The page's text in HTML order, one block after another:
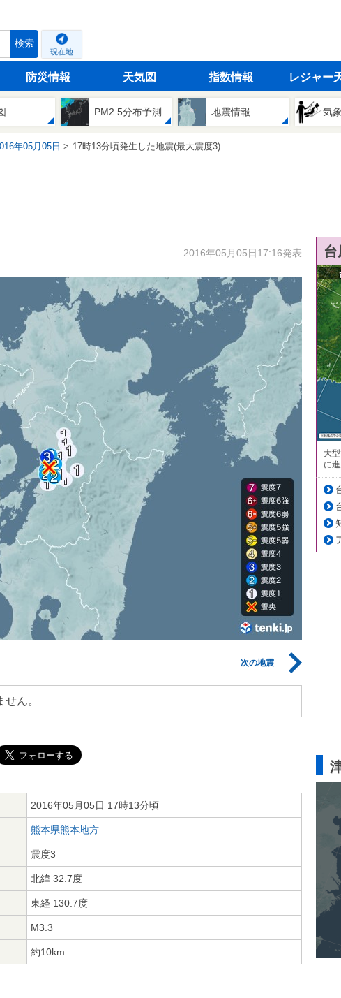
検索
現在地
防災情報 天気図 指数情報 レジャー
PM2.5分布予測 地震情報 気
年05月05日 17時13分頃発生した地震(最大震度3)
2016年05月05日17:16発表
次の地震
ん。
2016年05月05日 17時13分頃
熊本県熊本地方
震度3
北緯 32.7度
東経 130.7度
M3.3
約10km
大
に